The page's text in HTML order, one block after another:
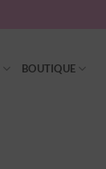
BOUTIQUE